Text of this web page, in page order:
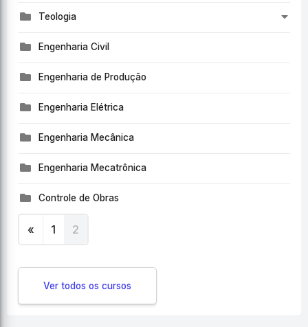
Teologia
Engenharia Civil
Engenharia de Produção
Engenharia Elétrica
Engenharia Mecânica
Engenharia Mecatrônica
Controle de Obras
« 1 2
Ver todos os cursos